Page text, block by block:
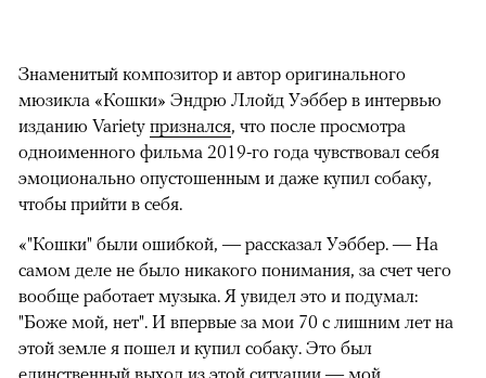
Знаменитый композитор и автор оригинального
мюзикла «Кошки» Эндрю Ллойд Уэббер в интервью
изданию Variety признался, что после просмотра
одноименного фильма 2019-го года чувствовал себя
эмоционально опустошенным и даже купил собаку,
чтобы прийти в себя.
«"Кошки" были ошибкой, — рассказал Уэббер. — На
самом деле не было никакого понимания, за счет чего
вообще работает музыка. Я увидел это и подумал:
"Боже мой, нет". И впервые за мои 70 с лишним лет на
этой земле я пошел и купил собаку. Это был